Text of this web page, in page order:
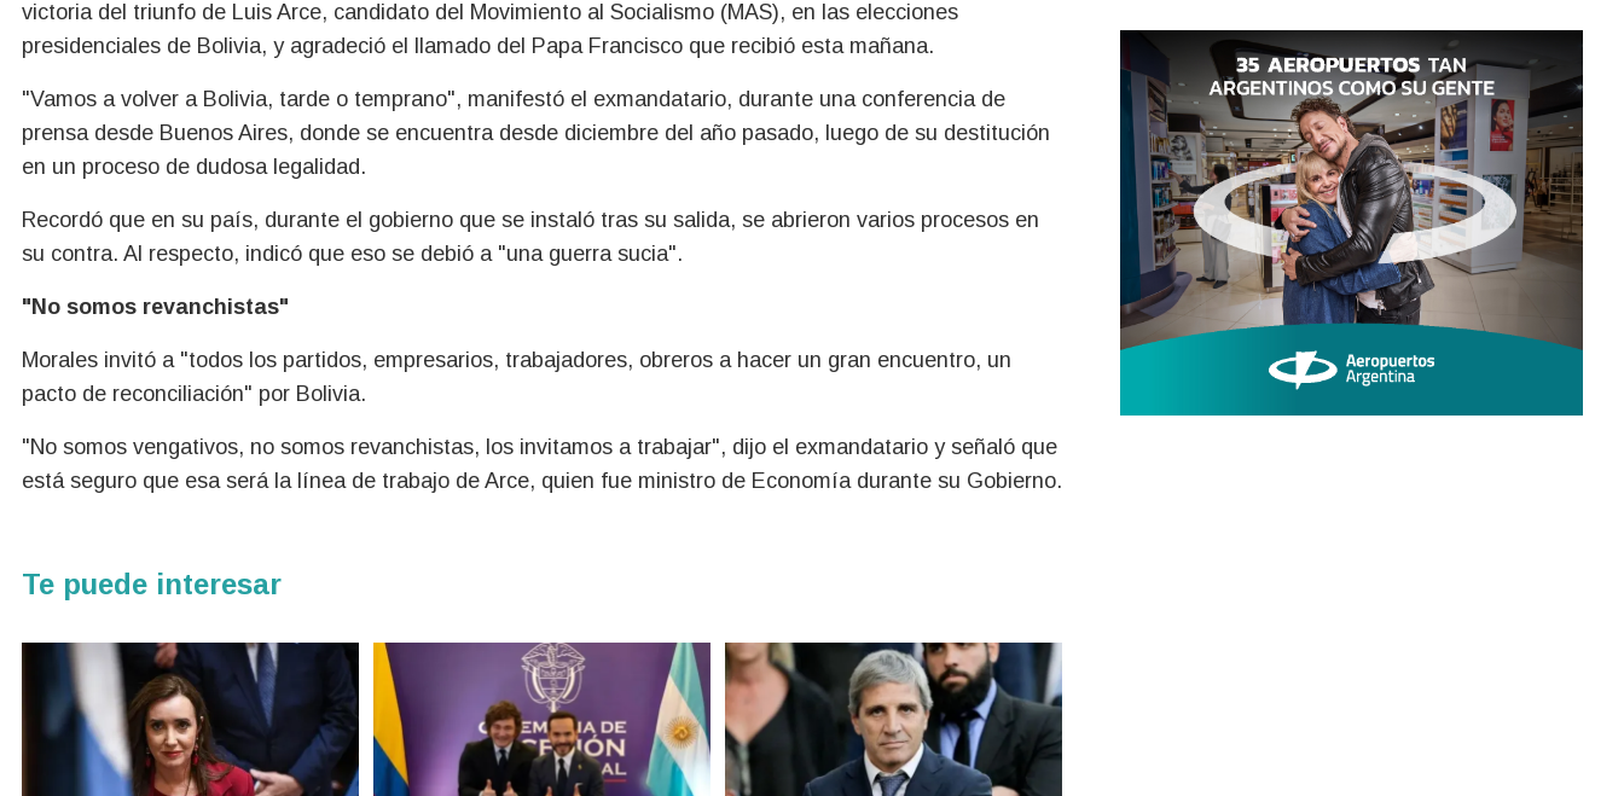
victoria del triunfo de Luis Arce, candidato del Movimiento al Socialismo (MAS), en las elecciones
presidenciales de Bolivia, y agradeció el llamado del Papa Francisco que recibió esta mañana.
"Vamos a volver a Bolivia, tarde o temprano", manifestó el exmandatario, durante una conferencia de
prensa desde Buenos Aires, donde se encuentra desde diciembre del año pasado, luego de su destitución
en un proceso de dudosa legalidad.
Recordó que en su país, durante el gobierno que se instaló tras su salida, se abrieron varios procesos en
su contra. Al respecto, indicó que eso se debió a "una guerra sucia".
"No somos revanchistas"
Morales invitó a "todos los partidos, empresarios, trabajadores, obreros a hacer un gran encuentro, un
pacto de reconciliación" por Bolivia.
"No somos vengativos, no somos revanchistas, los invitamos a trabajar", dijo el exmandatario y señaló que
está seguro que esa será la línea de trabajo de Arce, quien fue ministro de Economía durante su Gobierno.
Te puede interesar